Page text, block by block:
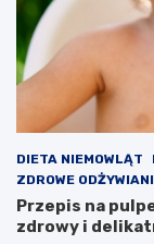
DIETA NIEMOWLĄT
ZDROWE
Przepis na
zdrowy i